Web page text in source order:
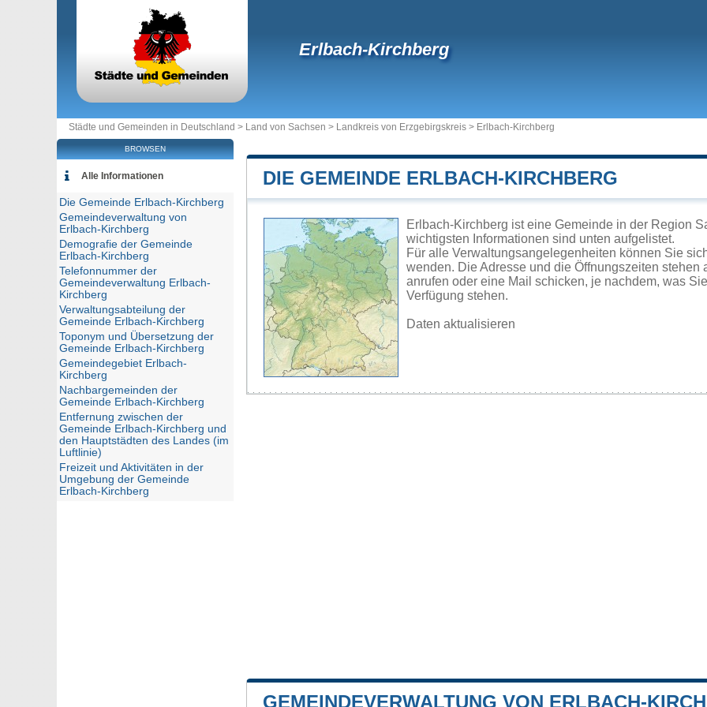
Erlbach-Kirchberg
Städte und Gemeinden in Deutschland > Land von Sachsen > Landkreis von Erzgebirgskreis > Erlbach-Kirchberg
DIE GEMEINDE ERLBACH-KIRCHBERG
Erlbach-Kirchberg ist eine Gemeinde in der Region
wichtigsten Informationen sind unten aufgelistet.
Für alle Verwaltungsangelegenheiten können Sie
wenden. Die Adresse und die Öffnungszeiten
anrufen oder eine Mail schicken, je nachdem, was
Verfügung stehen.
Daten aktualisieren
GEMEINDEVERWALTUNG VON ERLBACH-
BROWSEN
Alle Informationen
Die Gemeinde Erlbach-Kirchberg
Gemeindeverwaltung von
Erlbach-Kirchberg
Demografie der Gemeinde
Erlbach-Kirchberg
Telefonnummer der
Gemeindeverwaltung Erlbach-
Kirchberg
Verwaltungsabteilung der
Gemeinde Erlbach-Kirchberg
Toponym und Übersetzung der
Gemeinde Erlbach-Kirchberg
Gemeindegebiet Erlbach-
Kirchberg
Nachbargemeinden der
Gemeinde Erlbach-Kirchberg
Entfernung zwischen der
Gemeinde Erlbach-Kirchberg und
den Hauptstädten des Landes (im
Luftlinie)
Freizeit und Aktivitäten in der
Umgebung der Gemeinde
Erlbach-Kirchberg